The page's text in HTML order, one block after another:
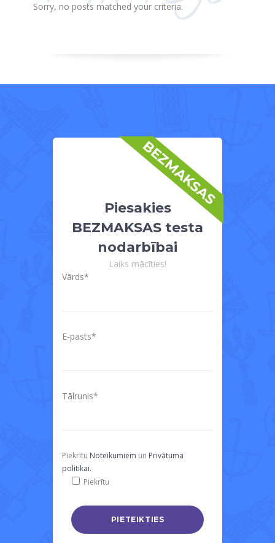
Sorry, no posts matched your criteria.
BEZMAKSAS
Piesakies
BEZMAKSAS testa
nodarbībai
Laiks mācīties!
Vārds*
E-pasts*
Tālrunis*
Piekrītu Noteikumiem un Privātuma
politikai.
Piekrītu